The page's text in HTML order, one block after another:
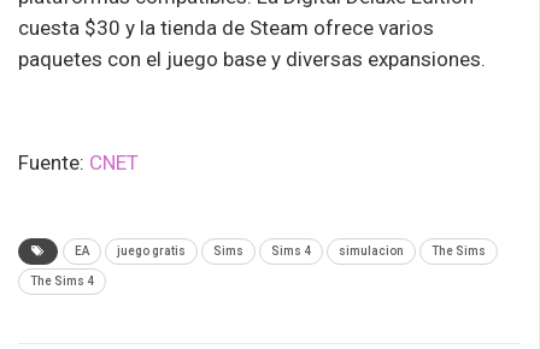
cuesta $30 y la tienda de Steam ofrece varios
paquetes con el juego base y diversas expansiones.
Fuente: CNET
EA juego gratis Sims Sims 4 simulacion The Sims
The Sims 4